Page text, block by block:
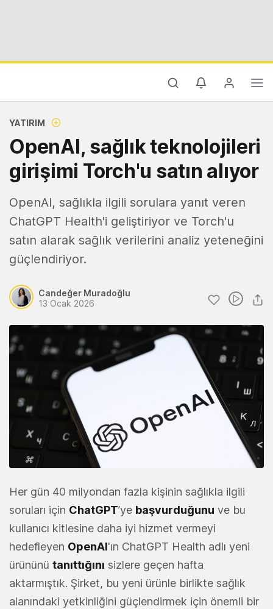
YATIRIM
OpenAI, sağlık teknolojileri
girişimi Torch'u satın alıyor
OpenAI, sağlıkla ilgili sorulara yanıt veren
ChatGPT Health'i geliştiriyor ve Torch'u
satın alarak sağlık verilerini analiz yeteneğini
güçlendiriyor.
Candeğer Muradoğlu
13 Ocak 2026
Her gün 40 milyondan fazla kişinin sağlıkla ilgili
soruları için ChatGPT’ye başvurduğunu ve bu
kullanıcı kitlesine daha iyi hizmet vermeyi
hedefleyen OpenAI'ın ChatGPT Health adlı yeni
ürününü tanıttığını sizlere geçen hafta
aktarmıştık. Şirket, bu yeni ürünle birlikte sağlık
alanındaki yetkinliğini güçlendirmek için önemli bir